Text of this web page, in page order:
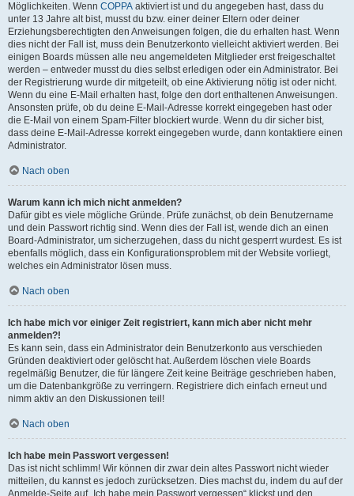
Möglichkeiten. Wenn COPPA aktiviert ist und du angegeben hast, dass du
unter 13 Jahre alt bist, musst du bzw. einer deiner Eltern oder deiner
Erziehungsberechtigten den Anweisungen folgen, die du erhalten hast. Wenn
dies nicht der Fall ist, muss dein Benutzerkonto vielleicht aktiviert werden. Bei
einigen Boards müssen alle neu angemeldeten Mitglieder erst freigeschaltet
werden – entweder musst du dies selbst erledigen oder ein Administrator. Bei
der Registrierung wurde dir mitgeteilt, ob eine Aktivierung nötig ist oder nicht.
Wenn du eine E-Mail erhalten hast, folge den dort enthaltenen Anweisungen.
Ansonsten prüfe, ob du deine E-Mail-Adresse korrekt eingegeben hast oder
die E-Mail von einem Spam-Filter blockiert wurde. Wenn du dir sicher bist,
dass deine E-Mail-Adresse korrekt eingegeben wurde, dann kontaktiere einen
Administrator.
Nach oben
Warum kann ich mich nicht anmelden?
Dafür gibt es viele mögliche Gründe. Prüfe zunächst, ob dein Benutzername
und dein Passwort richtig sind. Wenn dies der Fall ist, wende dich an einen
Board-Administrator, um sicherzugehen, dass du nicht gesperrt wurdest. Es ist
ebenfalls möglich, dass ein Konfigurationsproblem mit der Website vorliegt,
welches ein Administrator lösen muss.
Nach oben
Ich habe mich vor einiger Zeit registriert, kann mich aber nicht mehr
anmelden?!
Es kann sein, dass ein Administrator dein Benutzerkonto aus verschieden
Gründen deaktiviert oder gelöscht hat. Außerdem löschen viele Boards
regelmäßig Benutzer, die für längere Zeit keine Beiträge geschrieben haben,
um die Datenbankgröße zu verringern. Registriere dich einfach erneut und
nimm aktiv an den Diskussionen teil!
Nach oben
Ich habe mein Passwort vergessen!
Das ist nicht schlimm! Wir können dir zwar dein altes Passwort nicht wieder
mitteilen, du kannst es jedoch zurücksetzen. Dies machst du, indem du auf der
Anmelde-Seite auf „Ich habe mein Passwort vergessen“ klickst und den